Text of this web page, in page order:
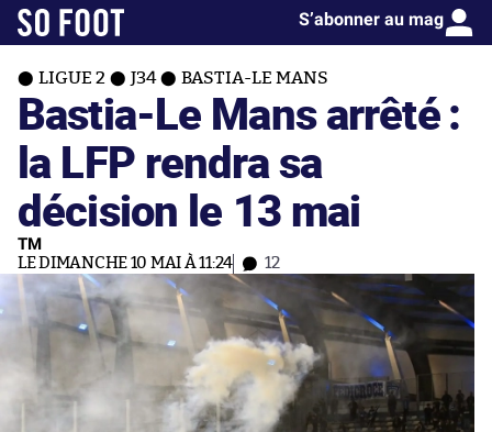
S’abonner au mag
LIGUE 2 J34 BASTIA-LE MANS
Bastia-Le Mans arrêté :
la LFP rendra sa
décision le 13 mai
TM
LE DIMANCHE 10 MAI À 11:24 12